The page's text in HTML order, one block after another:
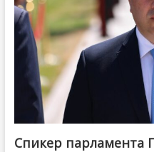
Спикер парламента